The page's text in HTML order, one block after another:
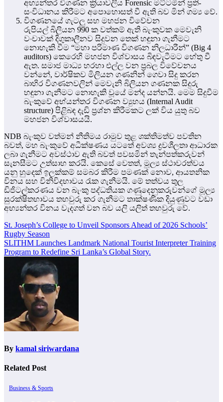
අභ්‍යන්තර විගණන ක්‍රියාවලිය Forensic මට්ටමින් ප්‍රති-
සංවිධානය කිරීමට අපොහොසත් වී ඇති බව මින් ගම්‍ය වේ.
විගණනයේ ගැටලු සහ මහජන විවේචන
රුපියල් බිලියන 990 ක වත්කම් ඇති බැංකුවක මෙවැනි
වංචාවක් දිගුකාලීනව සිදුවන තෙක් හඳුනා ගැනීමට
නොහැකි වීම “මහා පරිමාණ විගණන නිලධාරීන්” (Big 4
auditors) කෙරෙහි මහජන විශ්වාසය බිඳවැටීමට හේතු වී
ඇත. සමාජ මාධ්‍ය හරහා එල්ල වන ප්‍රබල විවේචනය
වන්නේ, වාර්ෂිකව මිලියන ගණනින් ගෙවා සිදු කරන
බාහිර විගණනවලින් මෙවැනි බිලියන ගණනක සිදුරු
හඳුනා ගැනීමට නොහැකි වූයේ මන්ද යන්නයි. මෙම සිදුවීම
බැංකුවේ අභ්යන්තර විගණන ව්‍යුහය (Internal Audit
structure) පිළිබඳ දැඩි ප්‍රශ්න කිරීමකට ලක් විය යුතු බව
මහජන විශ්වාසයයි.
NDB බැංකුව වත්මන් නීතිමය රාමුව තුළ ශක්තිමත්ව පවතින
බවත්, මහ බැංකුවේ අධීක්ෂණය යටතේ අවශ්‍ය ද්‍රවශීලතා ආධාරක
ලබා ගැනීමට අවස්ථාව ඇති බවත් පවසමින් තැන්පත්කරුවන්
සැනසීමට උත්සාහ කරයි. කෙසේ වෙතත්, මූල්‍ය ස්ථාවරත්වය
යනු හුදෙක් ඉලක්කම් සමබර කිරීම පමණක් නොව, ආයතනික
විනය සහ විනිවිදභාවය රැක ගැනීමයි. මේ තත්වය තුල
ඩිජිටල්කරණය වන බැංකු පද්ධතියක ගණුදෙනුකරුවන්ගේ මූල්‍ය
සුරක්ෂිතභාවය තහවුරු කර ගැනීමට තාක්ෂණික දියුණුවට වඩා
අභ්‍යන්තර විනය වැදගත් වන බව යලි යලිත් තහවුරු වේ.
Post
navigation
St. Joseph’s College to Unveil Sponsors Ahead of 2026 Schools’
Rugby Season
SLITHM Launches Landmark National Tourist Interpreter Training
Program to Redefine Sri Lanka’s Global Story.
By kamal siriwardana
Related Post
Business & Sports